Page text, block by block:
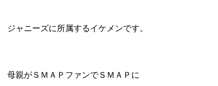
ジャニーズに所属するイケメンです。
母親がＳＭＡＰファンでＳＭＡＰに